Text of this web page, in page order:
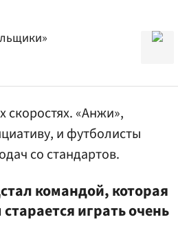
«Анжи»,
и футболисты
со стандартов.
командой, которая
играть очень